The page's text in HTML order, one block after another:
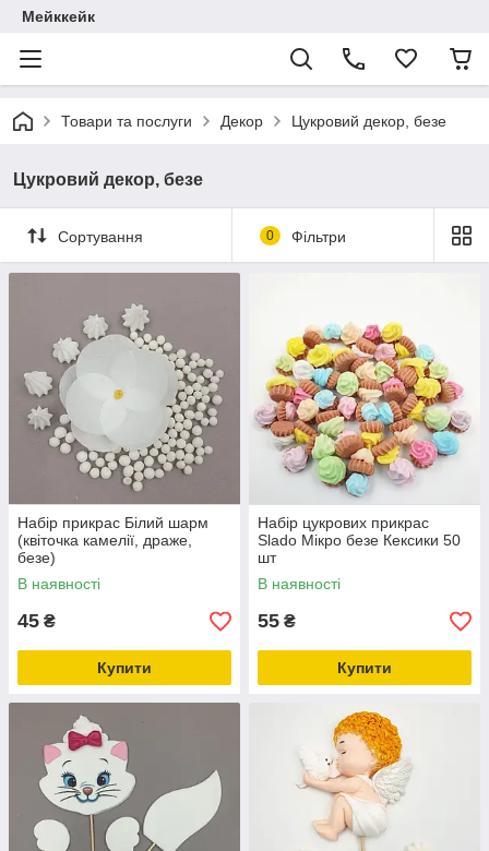
Мейккейк
Товари та послуги Декор Цукровий декор, безе
Цукровий декор, безе
Сортування 0 Фільтри
Набір прикрас Білий шарм
(квіточка камелії, драже,
безе)
В наявності
45 ₴
Купити
Набір цукрових прикрас
Slado Мікро безе Кексики 50
шт
В наявності
55 ₴
Купити